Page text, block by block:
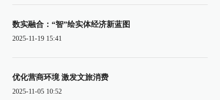
数实融合：“智”绘实体经济新蓝图
2025-11-19 15:41
优化营商环境 激发文旅消费
2025-11-05 10:52